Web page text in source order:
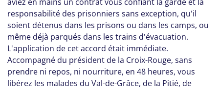
responsabilité des prisonniers sans exception, qu'il
soient détenus dans les prisons ou dans les camps, ou
même déjà parqués dans les trains d'évacuation.
L'application de cet accord était immédiate.
Accompagné du président de la Croix-Rouge, sans
prendre ni repos, ni nourriture, en 48 heures, vous
libérez les malades du Val-de-Grâce, de la Pitié, de